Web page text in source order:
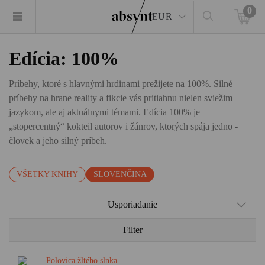
EUR
0
Edícia: 100%
Príbehy, ktoré s hlavnými hrdinami prežijete na 100%. Silné
príbehy na hrane reality a fikcie vás pritiahnu nielen sviežim
jazykom, ale aj aktuálnymi témami. Edícia 100% je
„stopercentný“ kokteil autorov i žánrov, ktorých spája jedno -
človek a jeho silný príbeh.
VŠETKY KNIHY SLOVENČINA
Usporiadanie
Filter